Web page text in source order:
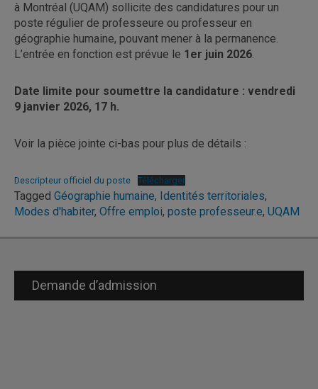
à Montréal (UQAM) sollicite des candidatures pour un
poste régulier de professeure ou professeur en
géographie humaine, pouvant mener à la permanence.
L’entrée en fonction est prévue le 1er juin 2026.
Date limite pour soumettre la candidature : vendredi
9 janvier 2026, 17 h.
Voir la pièce jointe ci-bas pour plus de détails :
Descripteur officiel du poste Télécharger
Tagged Géographie humaine, Identités territoriales,
Modes d'habiter, Offre emploi, poste professeur.e, UQAM
Demande d’admission